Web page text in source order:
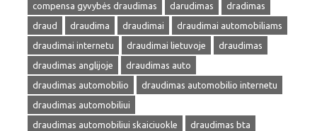
compensa gyvybės draudimas
darudimas
dradimas
draud
draudima draudimai
draudimai automobiliams
draudimai internetu
draudimai lietuvoje
draudimas
draudimas anglijoje
draudimas auto
draudimas automobilio
draudimas automobilio internetu
draudimas automobiliui
draudimas automobiliui skaiciuokle
draudimas bta